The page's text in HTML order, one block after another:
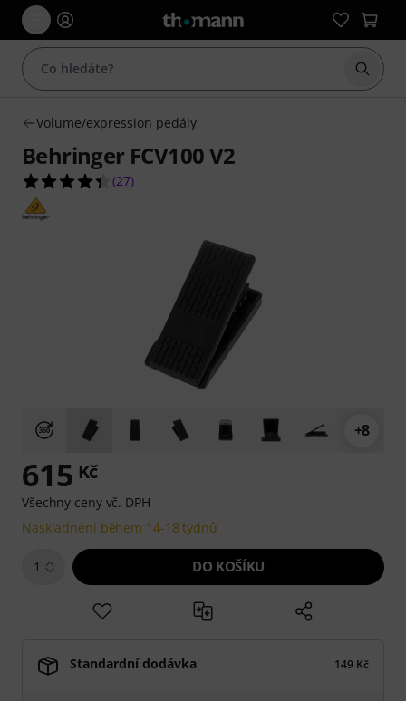
Začít
Volume/expression pedály
Behringer FCV100 V2
4.4 z 5 hvězdiček z celkového počtu 27
(27)
+8
615 Kč
Všechny ceny vč. DPH
Naskladnění během 14-18 týdnů
1 DO KOŠÍKU
Standardní dodávka 149 Kč